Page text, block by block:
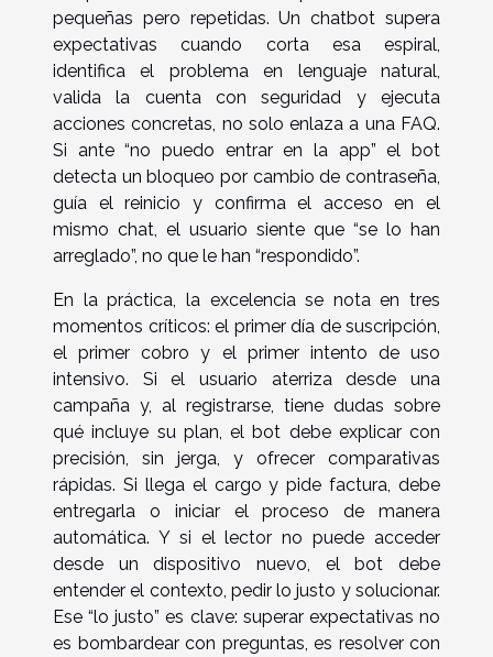
pequeñas pero repetidas. Un chatbot supera
expectativas cuando corta esa espiral,
identifica el problema en lenguaje natural,
valida la cuenta con seguridad y ejecuta
acciones concretas, no solo enlaza a una FAQ.
Si ante “no puedo entrar en la app” el bot
detecta un bloqueo por cambio de contraseña,
guía el reinicio y confirma el acceso en el
mismo chat, el usuario siente que “se lo han
arreglado”, no que le han “respondido”.
En la práctica, la excelencia se nota en tres
momentos críticos: el primer día de suscripción,
el primer cobro y el primer intento de uso
intensivo. Si el usuario aterriza desde una
campaña y, al registrarse, tiene dudas sobre
qué incluye su plan, el bot debe explicar con
precisión, sin jerga, y ofrecer comparativas
rápidas. Si llega el cargo y pide factura, debe
entregarla o iniciar el proceso de manera
automática. Y si el lector no puede acceder
desde un dispositivo nuevo, el bot debe
entender el contexto, pedir lo justo y solucionar.
Ese “lo justo” es clave: superar expectativas no
es bombardear con preguntas, es resolver con